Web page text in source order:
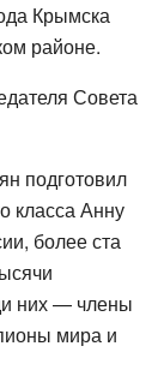
Крымска
районе.
Совета
подготовил
класса Анну
более ста
них — члены
мира и